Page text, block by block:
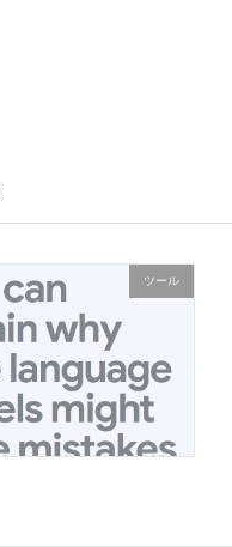
ツール